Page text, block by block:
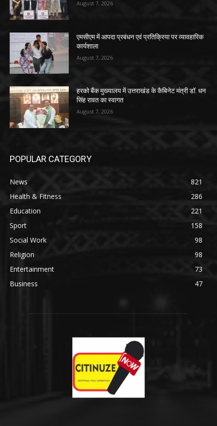
August 7, 2026
एमसीएम में आपदा प्रबंधन एवं प्रतिक्रिया पर व्यावहारिक
कार्यशाला
August 7, 2026
हरको बैंक मुख्यालय में उत्तराखंड के कैबिनेट मंत्री डॉ. धन
सिंह रावत का स्वागत
August 7, 2026
POPULAR CATEGORY
News
821
Health & Fitness
286
Education
221
Sport
158
Social Work
98
Religion
98
Entertainment
73
Business
47